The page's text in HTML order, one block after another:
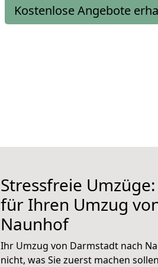
Kostenlose Angebote
Stressfreie
für Ihren Umzug
Naunhof
Ihr Umzug von Darmstadt nach
nicht, was Sie zuerst machen